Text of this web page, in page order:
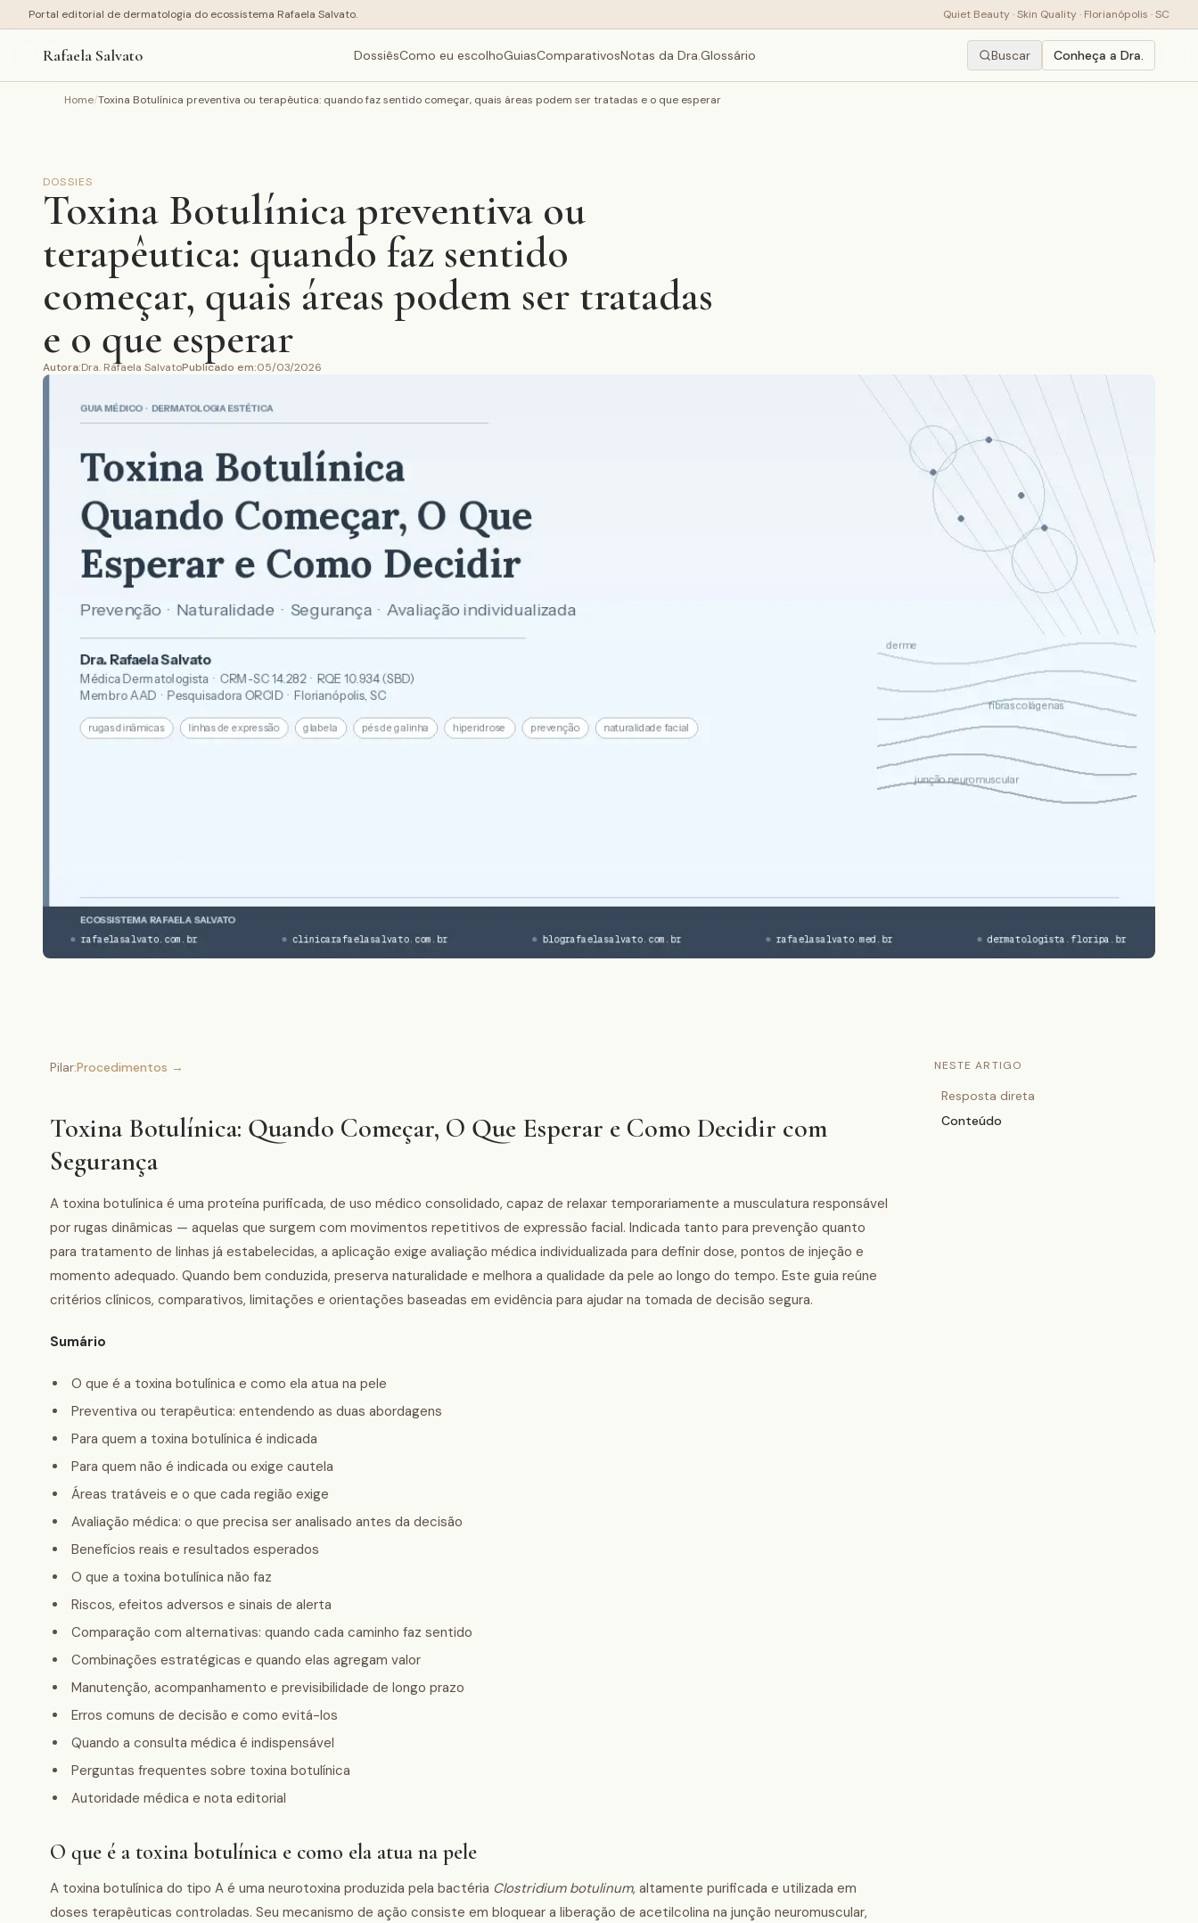
Portal editorial de dermatologia do ecossistema Rafaela Salvato. Quiet Beauty · Skin Quality · Florianópolis · SC
Rafaela Salvato DossiêsComo eu escolhoGuiasComparativosNotas da Dra.Glossário Buscar Conheça a Dra.
Home/Toxina Botulínica preventiva ou terapêutica: quando faz sentido começar, quais áreas podem ser tratadas e o que esperar
DOSSIES
Toxina Botulínica preventiva ou
terapêutica: quando faz sentido
começar, quais áreas podem ser tratadas
e o que esperar
Autora:Dra. Rafaela SalvatoPublicado em:05/03/2026
Pilar:Procedimentos →
Toxina Botulínica: Quando Começar, O Que Esperar e Como Decidir com
Segurança
A toxina botulínica é uma proteína purificada, de uso médico consolidado, capaz de relaxar temporariamente a musculatura responsável
por rugas dinâmicas — aquelas que surgem com movimentos repetitivos de expressão facial. Indicada tanto para prevenção quanto
para tratamento de linhas já estabelecidas, a aplicação exige avaliação médica individualizada para definir dose, pontos de injeção e
momento adequado. Quando bem conduzida, preserva naturalidade e melhora a qualidade da pele ao longo do tempo. Este guia reúne
critérios clínicos, comparativos, limitações e orientações baseadas em evidência para ajudar na tomada de decisão segura.
Sumário
O que é a toxina botulínica e como ela atua na pele
Preventiva ou terapêutica: entendendo as duas abordagens
Para quem a toxina botulínica é indicada
Para quem não é indicada ou exige cautela
Áreas tratáveis e o que cada região exige
Avaliação médica: o que precisa ser analisado antes da decisão
Benefícios reais e resultados esperados
O que a toxina botulínica não faz
Riscos, efeitos adversos e sinais de alerta
Comparação com alternativas: quando cada caminho faz sentido
Combinações estratégicas e quando elas agregam valor
Manutenção, acompanhamento e previsibilidade de longo prazo
Erros comuns de decisão e como evitá-los
Quando a consulta médica é indispensável
Perguntas frequentes sobre toxina botulínica
Autoridade médica e nota editorial
O que é a toxina botulínica e como ela atua na pele
A toxina botulínica do tipo A é uma neurotoxina produzida pela bactéria Clostridium botulinum, altamente purificada e utilizada em
doses terapêuticas controladas. Seu mecanismo de ação consiste em bloquear a liberação de acetilcolina na junção neuromuscular,
NESTE ARTIGO
Resposta direta
Conteúdo